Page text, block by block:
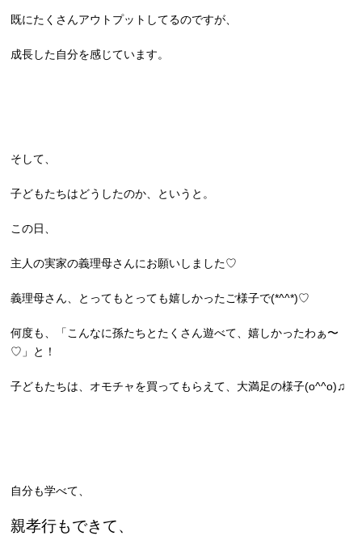
既にたくさんアウトプットしてるのですが、
成長した自分を感じています。
そして、
子どもたちはどうしたのか、というと。
この日、
主人の実家の義理母さんにお願いしました♡
義理母さん、とってもとっても嬉しかったご様子で(*^^*)♡
何度も、「こんなに孫たちとたくさん遊べて、嬉しかったわぁ〜
♡」と！
子どもたちは、オモチャを買ってもらえて、大満足の様子(o^^o)♫
自分も学べて、
親孝行もできて、